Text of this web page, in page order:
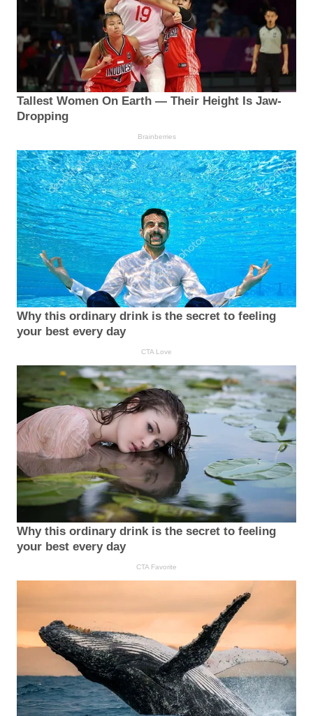
Tallest Women On Earth — Their Height Is Jaw-
Dropping
Brainberries
Why this ordinary drink is the secret to feeling
your best every day
CTA Love
Why this ordinary drink is the secret to feeling
your best every day
CTA Favorite